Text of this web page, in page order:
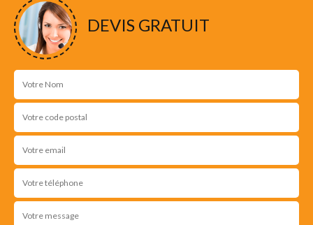
DEVIS GRATUIT